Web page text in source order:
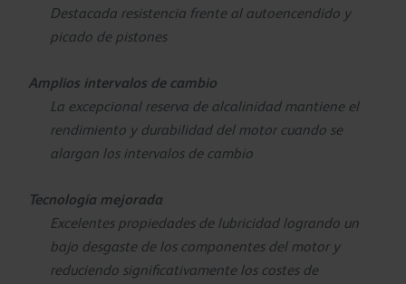
Destacada resistencia frente al autoencendido y
picado de pistones
Amplios intervalos de cambio
La excepcional reserva de alcalinidad mantiene el
rendimiento y durabilidad del motor cuando se
alargan los intervalos de cambio
Tecnología mejorada
Excelentes propiedades de lubricidad logrando un
bajo desgaste de los componentes del motor y
reduciendo significativamente los costes de